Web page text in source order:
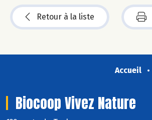
Retour à la liste
Accueil
Biocoop Vivez Nature